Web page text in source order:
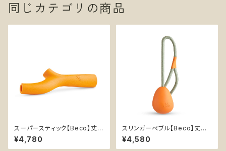
同じカテゴリの商品
スーパースティック【Beco】丈夫
持ってこい棒 天然ゴム エンリッ
チメント イエロー オレンジ
¥4,780
スリンガーぺブル【Beco】丈夫
卵型 持ってこいボール ひも付き
天然ゴム イエロー オレンジ
¥4,580